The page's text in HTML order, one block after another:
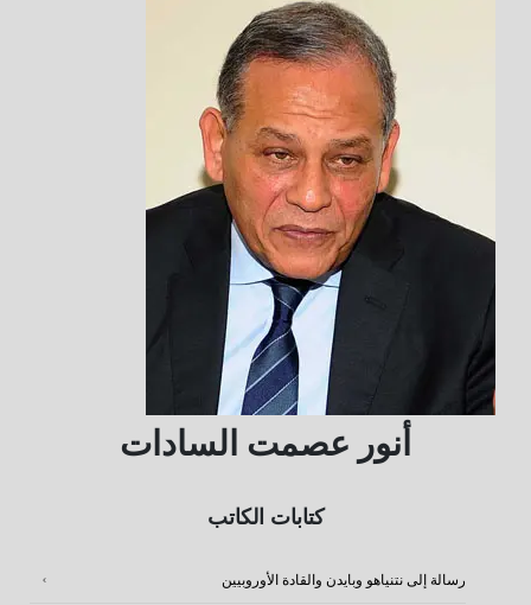
أنور عصمت السادات
كتابات الكاتب
رسالة إلى نتنياهو وبايدن والقادة الأوروبيين